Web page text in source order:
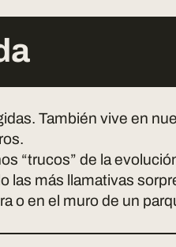
También vive en
“trucos” de la
más llamativas
o en el muro de un